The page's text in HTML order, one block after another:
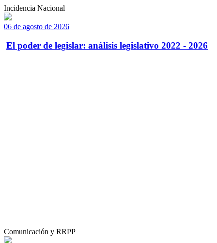
Incidencia Nacional
06 de agosto de 2026
El poder de legislar: análisis legislativo 2022 - 2026
Comunicación y RRPP